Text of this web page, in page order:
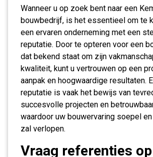
Wanneer u op zoek bent naar een
bouwbedrijf, is het essentieel om te
een ervaren onderneming met een
reputatie. Door te opteren voor een
dat bekend staat om zijn
kwaliteit, kunt u vertrouwen op een
aanpak en hoogwaardige resultaten.
reputatie is vaak het bewijs van
succesvolle projecten en
waardoor uw bouwervaring soepel
zal verlopen.
Vraag referenties